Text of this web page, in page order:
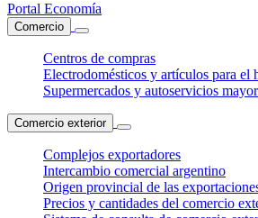
Portal Economía
Comercio
Centros de compras
Electrodomésticos y artículos para el
Supermercados y autoservicios
Comercio exterior
Complejos exportadores
Intercambio comercial argentino
Origen provincial de las
Precios y cantidades del comercio